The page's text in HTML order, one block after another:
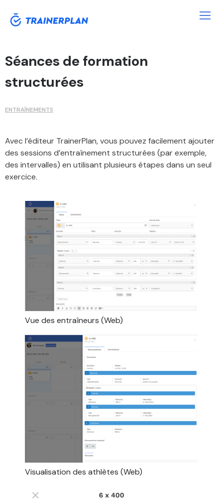
Séances de formation
structurées
ENTRAÎNEMENTS
Avec l’éditeur TrainerPlan, vous pouvez facilement ajouter
des sessions d’entraînement structurées (par exemple,
des intervalles) en utilisant plusieurs étapes dans un seul
exercice.
Vue des entraîneurs (Web)
Visualisation des athlètes (Web)